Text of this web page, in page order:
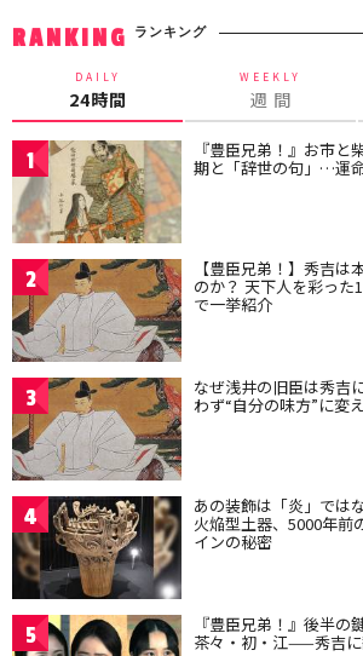
RANKING ランキング
DAILY
24時間
WEEKLY
週 間
1 『豊臣兄弟！』お市
期と「辞世の句」…運
2 【豊臣兄弟！】秀吉は
のか？ 天下人を彩った
で一挙紹介
3 なぜ浅井の旧臣は秀吉
わず“自分の味方”に変
4 あの装飾は「炎」では
火焔型土器、5000年前
インの秘密
5 『豊臣兄弟！』後半の
茶々・初・江——秀吉